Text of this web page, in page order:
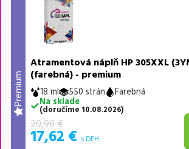
Premium
Atramentová náplň HP 305XXL
(farebná) - premium
18 ml 550 strán
Farebná
Na sklade
(doručíme 10.08.2026)
20,98€
17,62 € s DPH